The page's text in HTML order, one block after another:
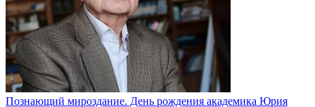
Познающий мироздание. День рождения академика Юрия